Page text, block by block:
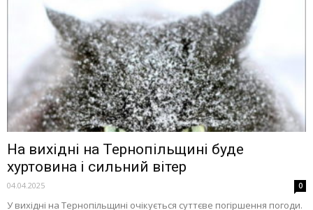
На вихідні на Тернопільщині буде
хуртовина і сильний вітер
04.04.2025 0
У вихідні на Тернопільщині очікується суттєве погіршення погоди.